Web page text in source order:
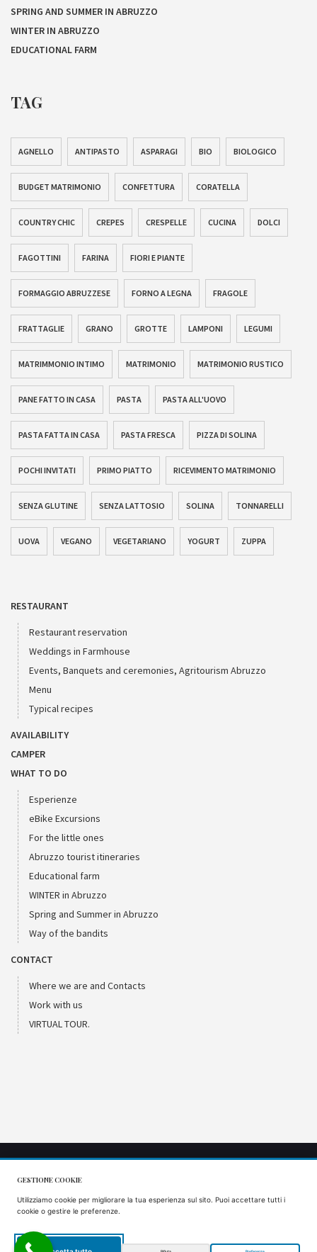
SPRING AND SUMMER IN ABRUZZO
WINTER IN ABRUZZO
EDUCATIONAL FARM
TAG
AGNELLO ANTIPASTO ASPARAGI BIO BIOLOGICO
BUDGET MATRIMONIO CONFETTURA CORATELLA
COUNTRY CHIC CREPES CRESPELLE CUCINA DOLCI
FAGOTTINI FARINA FIORI E PIANTE
FORMAGGIO ABRUZZESE FORNO A LEGNA FRAGOLE
FRATTAGLIE GRANO GROTTE LAMPONI LEGUMI
MATRIMMONIO INTIMO MATRIMONIO MATRIMONIO RUSTICO
PANE FATTO IN CASA PASTA PASTA ALL'UOVO
PASTA FATTA IN CASA PASTA FRESCA PIZZA DI SOLINA
POCHI INVITATI PRIMO PIATTO RICEVIMENTO MATRIMONIO
SENZA GLUTINE SENZA LATTOSIO SOLINA TONNARELLI
UOVA VEGANO VEGETARIANO YOGURT ZUPPA
RESTAURANT
Restaurant reservation
Weddings in Farmhouse
Events, Banquets and ceremonies, Agritourism Abruzzo
Menu
Typical recipes
AVAILABILITY
CAMPER
WHAT TO DO
Esperienze
eBike Excursions
For the little ones
Abruzzo tourist itineraries
Educational farm
WINTER in Abruzzo
Spring and Summer in Abruzzo
Way of the bandits
CONTACT
Where we are and Contacts
Work with us
VIRTUAL TOUR.
CIR: 066053AGR0001
CIN: IT066053B57VS9J5AQ
GESTIONE COOKIE
Utilizziamo cookie per migliorare la tua esperienza sul sito. Puoi accettare tutti i
cookie o gestire le preferenze.